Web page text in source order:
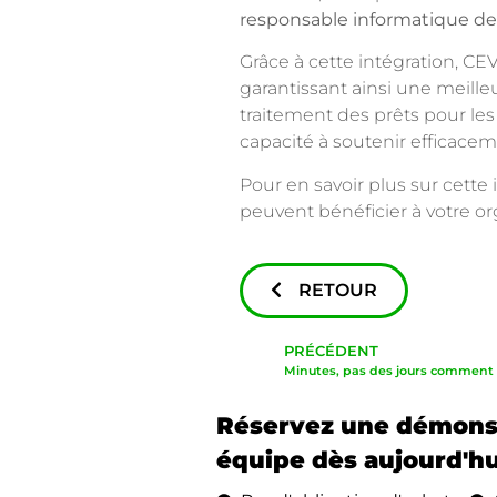
responsable informatique de
Grâce à cette intégration,
garantissant ainsi une
traitement des prêts pour
capacité à soutenir
Pour en savoir plus sur
peuvent bénéficier à votre
RETOUR
PRÉCÉDENT
Réservez une
équipe dès